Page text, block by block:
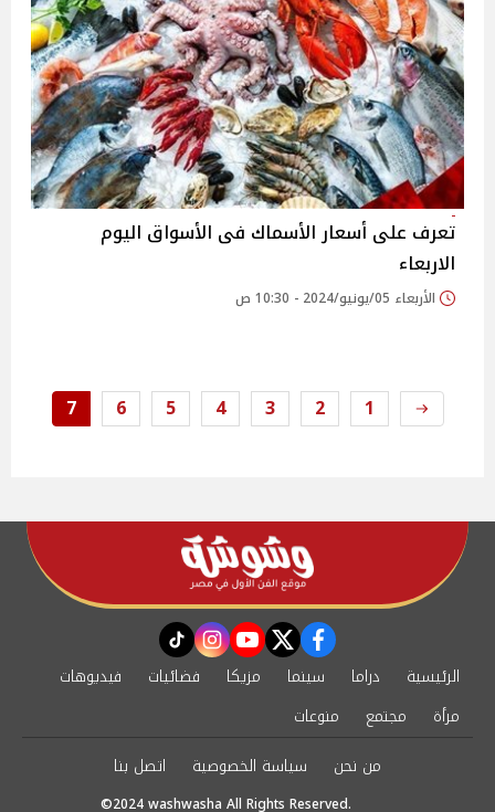
تعرف على أسعار الأسماك فى الأسواق اليوم
الاربعاء
الأربعاء 05/يونيو/2024 - 10:30 ص
1
2
3
4
5
6
7
facebook
twitter
youtube
instagram
tiktok
الرئيسية دراما سينما مزيكا فضائيات
فيديوهات
مرأة
مجتمع
منوعات
من نحن
سياسة الخصوصية اتصل بنا
©2024 washwasha All Rights Reserved.